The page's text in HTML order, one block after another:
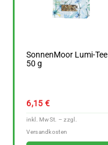
SonnenMoor Lumi-Tee
50 g
6,15 €